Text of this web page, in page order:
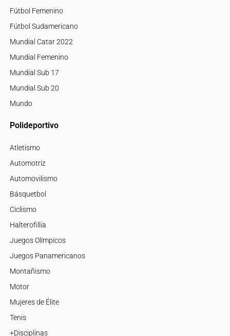
Fútbol Femenino
Fútbol Sudamericano
Mundial Catar 2022
Mundial Femenino
Mundial Sub 17
Mundial Sub 20
Mundo
Polideportivo
Atletismo
Automotriz
Automovilismo
Básquetbol
Ciclismo
Halterofillia
Juegos Olímpicos
Juegos Panamericanos
Montañismo
Motor
Mujeres de Élite
Tenis
+Disciplinas